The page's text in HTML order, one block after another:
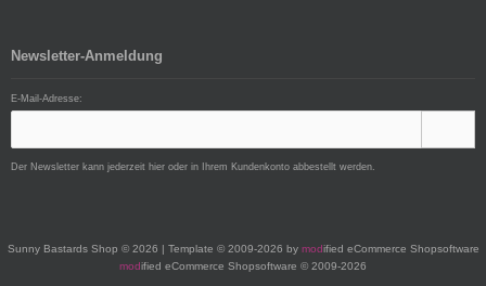
Newsletter-Anmeldung
E-Mail-Adresse:
Der Newsletter kann jederzeit hier oder in Ihrem Kundenkonto abbestellt werden.
Sunny Bastards Shop © 2026 | Template © 2009-2026 by modified eCommerce Shopsoftware
modified eCommerce Shopsoftware © 2009-2026